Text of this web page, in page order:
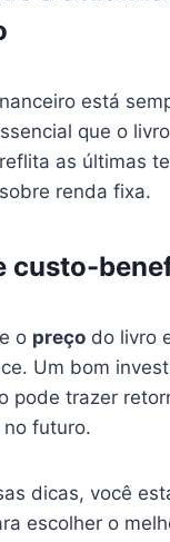
está
que o
as últimas
renda fixa.
custo-
o preço do livro
Um bom
pode trazer
futuro.
dicas, você
escolher o